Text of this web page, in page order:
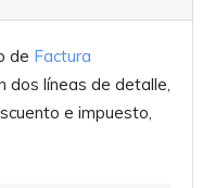
de Factura
dos líneas de detalle,
e impuesto,